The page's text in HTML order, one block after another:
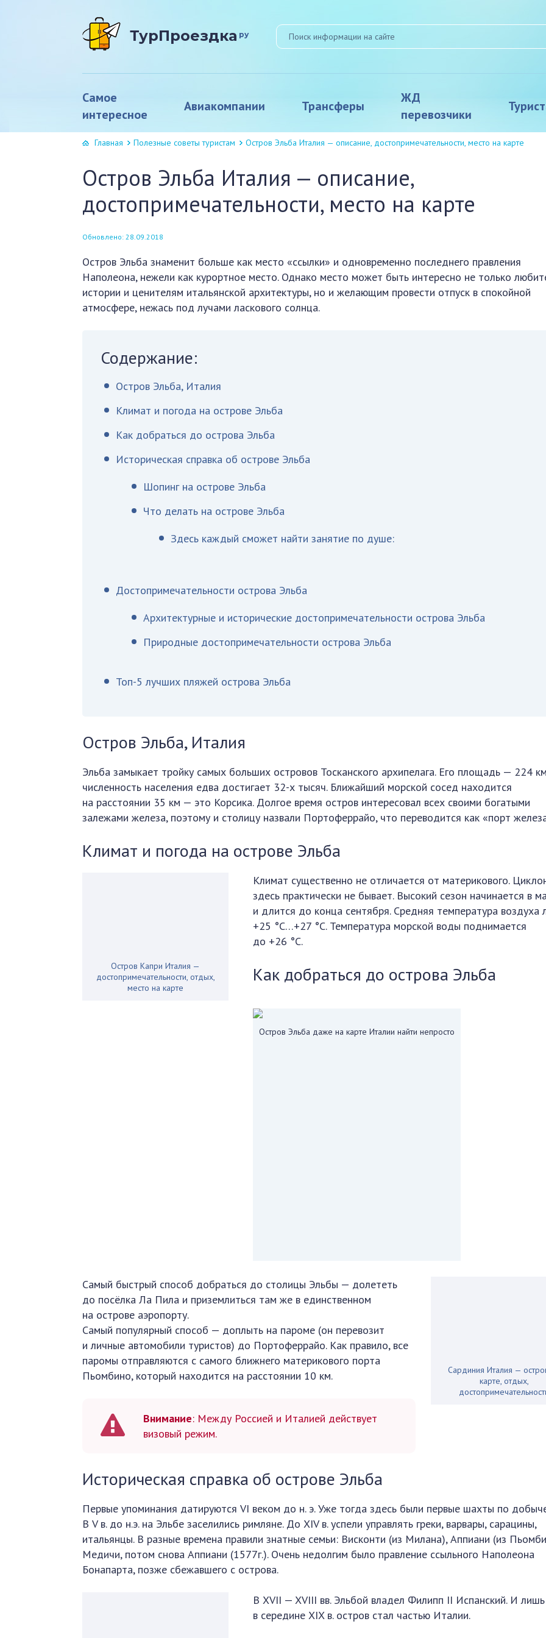
ТурПроездка ру
Самое
интересное
Авиакомпании Трансферы
ЖД
перевозчики
Главная Полезные советы туристам Остров Эльба Италия — описание, достопримечательности, место на карте
Остров Эльба Италия — описание,
достопримечательности, место на карте
Обновлено: 28.09.2018
Остров Эльба знаменит больше как место «ссылки» и одновременно последнего правления
Наполеона, нежели как курортное место. Однако место может быть интересно не только
истории и ценителям итальянской архитектуры, но и желающим провести отпуск в спокойной
атмосфере, нежась под лучами ласкового солнца.
Содержание:
Остров Эльба, Италия
Климат и погода на острове Эльба
Как добраться до острова Эльба
Историческая справка об острове Эльба
Шопинг на острове Эльба
Что делать на острове Эльба
Здесь каждый сможет найти занятие по душе:
Достопримечательности острова Эльба
Архитектурные и исторические достопримечательности острова Эльба
Природные достопримечательности острова Эльба
Топ-5 лучших пляжей острова Эльба
Остров Эльба, Италия
Эльба замыкает тройку самых больших островов Тосканского архипелага. Его площадь — 224
численность населения едва достигает 32-х тысяч. Ближайший морской сосед находится
на расстоянии 35 км — это Корсика. Долгое время остров интересовал всех своими богатыми
залежами железа, поэтому и столицу назвали Портоферрайо, что переводится как «порт
Климат и погода на острове Эльба
Остров Капри Италия —
достопримечательности, отдых,
место на карте
Климат существенно не отличается от материкового.
здесь практически не бывает. Высокий сезон начинается в
и длится до конца сентября. Средняя температура воздуха
+25 °С…+27 °C. Температура морской воды поднимается
до +26 °C.
Как добраться до острова Эльба
Остров Эльба даже на карте Италии найти непросто
Сардиния Италия —
карте, отдых,
Самый быстрый способ добраться до столицы Эльбы — долететь
до посёлка Ла Пила и приземлиться там же в единственном
на острове аэропорту.
Самый популярный способ — доплыть на пароме (он перевозит
и личные автомобили туристов) до Портоферрайо. Как правило, все
паромы отправляются с самого ближнего материкового порта
Пьомбино, который находится на расстоянии 10 км.
Внимание: Между Россией и Италией действует
визовый режим.
Историческая справка об острове Эльба
Первые упоминания датируются VI веком до н. э. Уже тогда здесь были первые шахты по
В V в. до н.э. на Эльбе заселились римляне. До XIV в. успели управлять греки, варвары, сарацины,
итальянцы. В разные времена правили знатные семьи: Висконти (из Милана), Аппиани (из
Медичи, потом снова Аппиани (1577г.). Очень недолгим было правление ссыльного Наполеона
Бонапарта, позже сбежавшего с острова.
В XVII — XVIII вв. Эльбой владел Филипп II Испанский. И лишь
в середине XIX в. остров стал частью Италии.